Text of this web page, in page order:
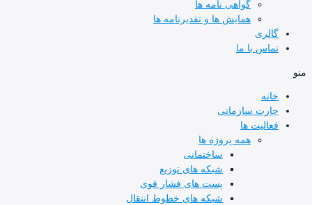
گواهی نامه ها
همایش ها و تقدیرنامه ها
گالری
تماس با ما
منو
خانه
چارت سازمانی
فعالیت ها
همه پروژه ها
ساختمانی
شبکه های توزیع
پست های فشار قوی
شبکه های خطوط انتقال